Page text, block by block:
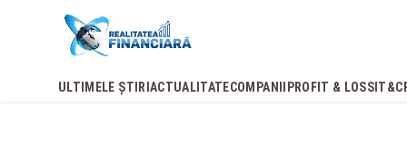
ULTIMELE ȘTIRI ACTUALITATECOMPANII PROFIT & LOSS IT&C